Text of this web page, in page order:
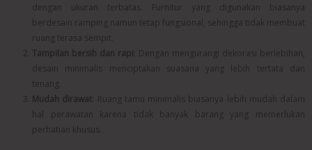
dengan ukuran terbatas. Furnitur yang digunakan biasanya
berdesain ramping namun tetap fungsional, sehingga tidak membuat
ruang terasa sempit.
Tampilan bersih dan rapi : Dengan mengurangi dekorasi berlebihan,
desain minimalis menciptakan suasana yang lebih tertata dan
tenang.
Mudah dirawat : Ruang tamu minimalis biasanya lebih mudah dalam
hal perawatan karena tidak banyak barang yang memerlukan
perhatian khusus.